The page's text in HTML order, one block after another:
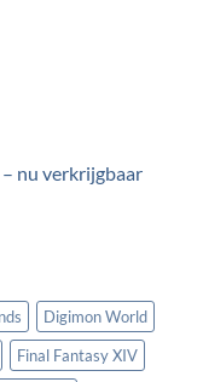
nu verkrijgbaar
Digimon World
Final Fantasy XIV